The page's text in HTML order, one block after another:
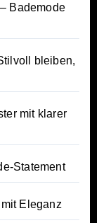
Bademode
bleiben,
mit klarer
Statement
Eleganz